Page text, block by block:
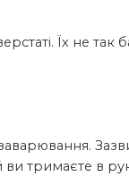
Їх не так
тримаєте в